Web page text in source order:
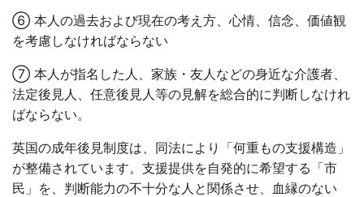
⑥ 本人の過去および現在の考え方、心情、信念、価値観
を考慮しなければならない
⑦ 本人が指名した人、家族・友人などの身近な介護者、
法定後見人、任意後見人等の見解を総合的に判断しなけれ
ばならない。
英国の成年後見制度は、同法により「何重もの支援構造」
が整備されています。支援提供を自発的に希望する「市
民」を、判断能力の不十分な人と関係させ、血縁のない